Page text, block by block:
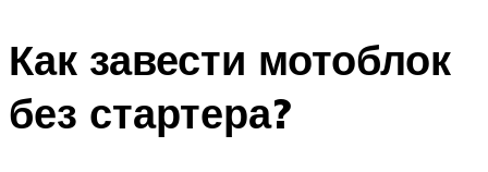
Как завести мотоблок
без стартера?